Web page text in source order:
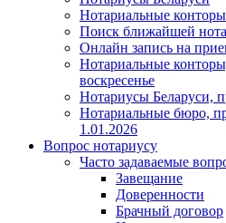
Нотариальные конторы
Поиск ближайшей
Онлайн запись на
Нотариальные
воскресенье
Нотариусы Беларуси,
Нотариальные бюро,
1.01.2026
Вопрос нотариусу
Часто задаваемые
Завещание
Доверенности
Брачный договор